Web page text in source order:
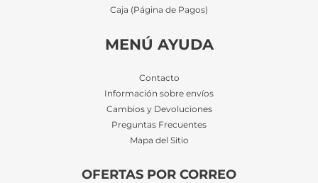
Caja (Página de Pagos)
MENÚ AYUDA
Contacto
Información sobre envíos
Cambios y Devoluciones
Preguntas Frecuentes
Mapa del Sitio
OFERTAS POR CORREO